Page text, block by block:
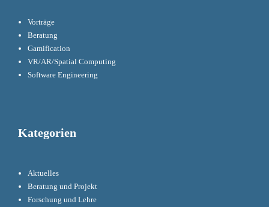
Vorträge
Beratung
Gamification
VR/AR/Spatial Computing
Software Engineering
Kategorien
Aktuelles
Beratung und Projekt
Forschung und Lehre